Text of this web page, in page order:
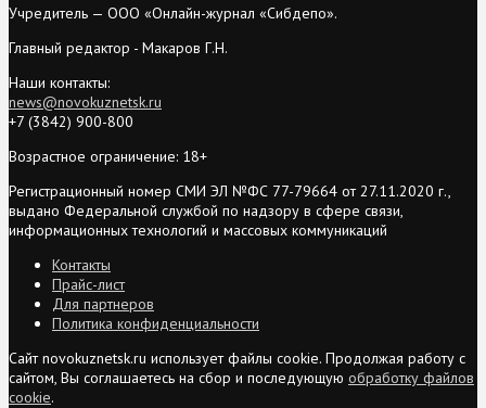
Учредитель — ООО «Онлайн-журнал «Сибдепо».
Главный редактор - Макаров Г.Н.
Наши контакты:
news@novokuznetsk.ru
+7 (3842) 900-800
Возрастное ограничение: 18+
Регистрационный номер СМИ ЭЛ №ФС 77-79664 от 27.11.2020 г.,
выдано Федеральной службой по надзору в сфере связи,
информационных технологий и массовых коммуникаций
Контакты
Прайс-лист
Для партнеров
Политика конфиденциальности
Сайт novokuznetsk.ru использует файлы cookie. Продолжая работу с
сайтом, Вы соглашаетесь на сбор и последующую обработку файлов
cookie.